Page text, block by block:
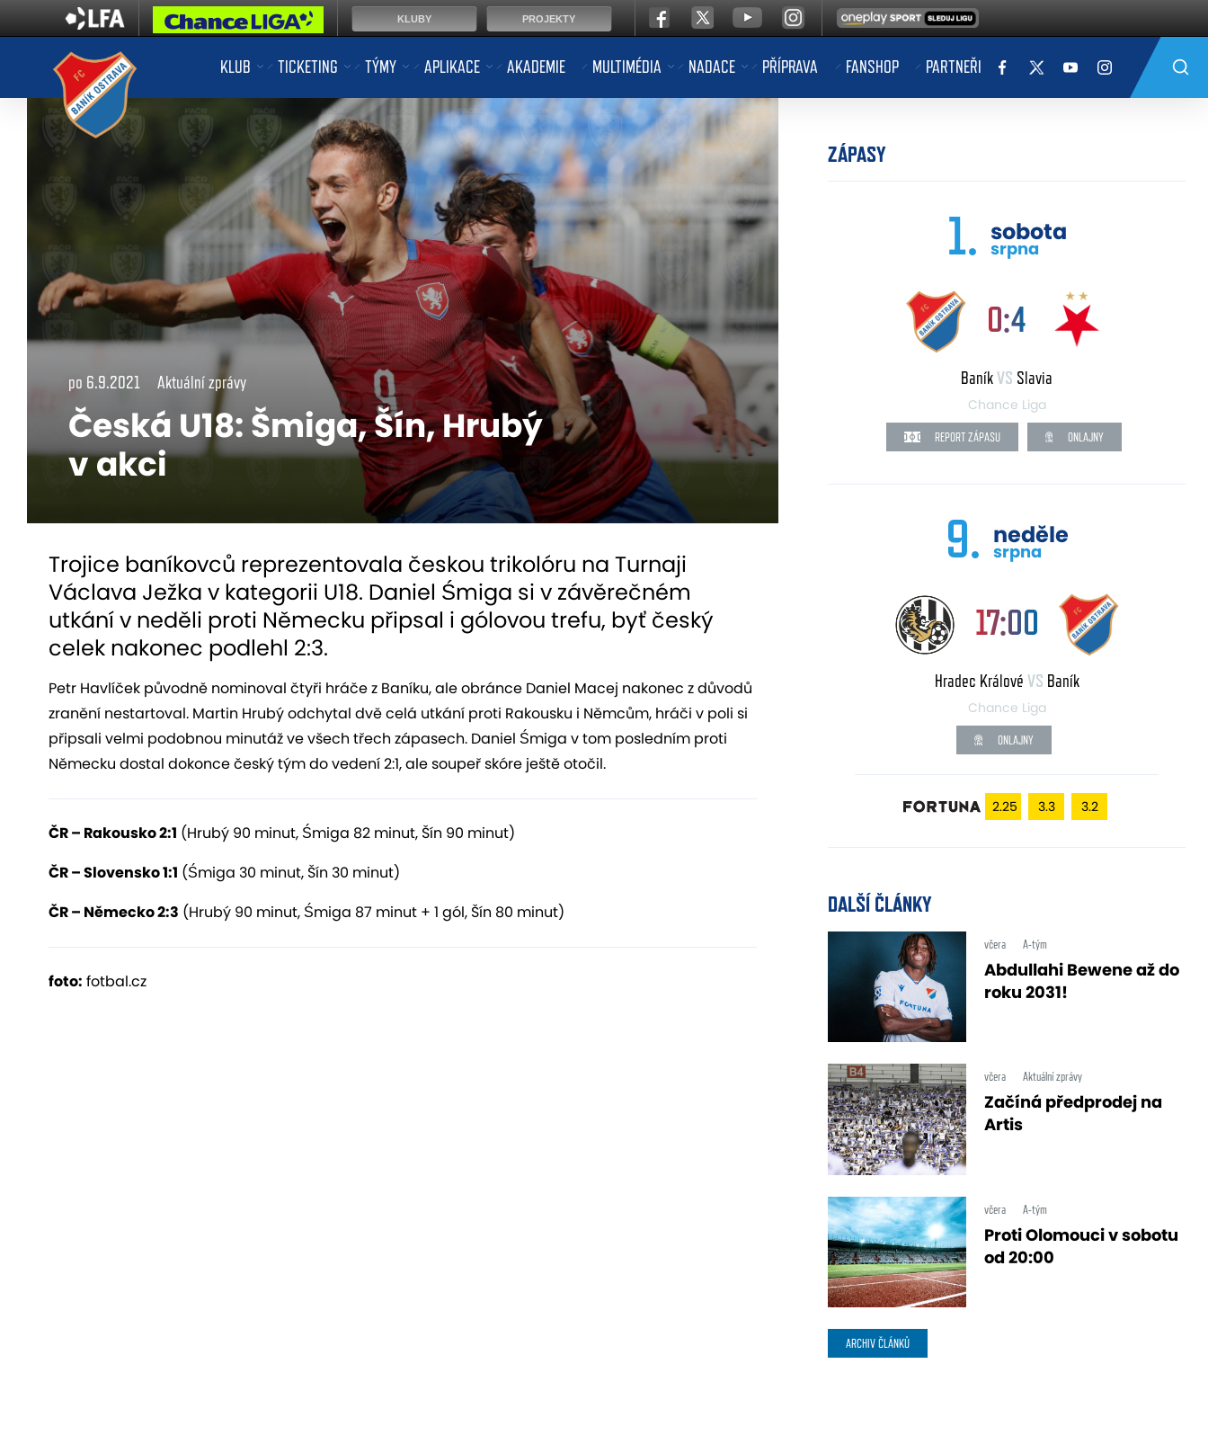
KLUB TICKETING TÝMY APLIKACE AKADEMIE MULTIMÉDIA NADACE PŘÍPRAVA FANSHOP PARTNEŘI
po 6.9.2021 Aktuální zprávy
Česká U18: Šmiga, Šín, Hrubý
v akci
Trojice baníkovců reprezentovala českou trikolóru na Turnaji
Václava Ježka v kategorii U18. Daniel Śmiga si v závěrečném
utkání v neděli proti Německu připsal i gólovou trefu, byť český
celek nakonec podlehl 2:3.
Petr Havlíček původně nominoval čtyři hráče z Baníku, ale obránce Daniel Macej nakonec z důvodů
zranění nestartoval. Martin Hrubý odchytal dvě celá utkání proti Rakousku i Němcům, hráči v poli si
připsali velmi podobnou minutáž ve všech třech zápasech. Daniel Śmiga v tom posledním proti
Německu dostal dokonce český tým do vedení 2:1, ale soupeř skóre ještě otočil.
ČR – Rakousko 2:1 (Hrubý 90 minut, Śmiga 82 minut, Šín 90 minut)
ČR – Slovensko 1:1 (Śmiga 30 minut, Šín 30 minut)
ČR – Německo 2:3 (Hrubý 90 minut, Śmiga 87 minut + 1 gól, Šín 80 minut)
foto: fotbal.cz
ZÁPASY
1. sobota
srpna
0:4
BaníkVS Slavia
Chance Liga
REPORT ZÁPASU ONLAJNY
9. neděle
srpna
17:00
Hradec Králové VS Baník
Chance Liga
ONLAJNY
2.25 3.3 3.2
DALŠÍ ČLÁNKY
včera A-tým
Abdullahi Bewene až do
roku 2031!
včera Aktuální zprávy
Začíná předprodej na
Artis
včera A-tým
Proti Olomouci v sobotu
od 20:00
ARCHIV ČLÁNKŮ
KLUBY PROJEKTY